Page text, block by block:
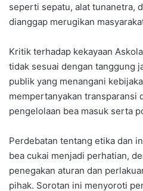
seperti sepatu, alat tunanetra,
dianggap merugikan
Kritik terhadap kekayaan
tidak sesuai dengan tanggung
publik yang menangani
mempertanyakan transparansi
pengelolaan bea masuk serta
Perdebatan tentang etika dan
bea cukai menjadi perhatian,
penegakan aturan dan
pihak. Sorotan ini menyoroti